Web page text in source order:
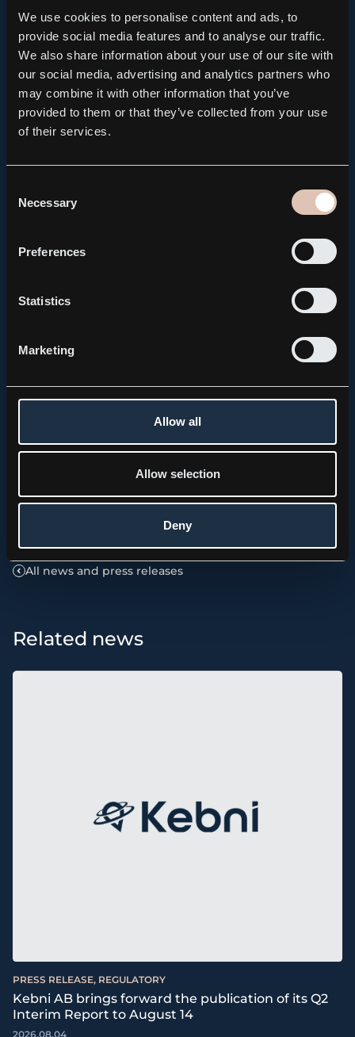
We use cookies to personalise content and ads, to
provide social media features and to analyse our traffic.
We also share information about your use of our site with
our social media, advertising and analytics partners who
may combine it with other information that you’ve
provided to them or that they’ve collected from your use
of their services.
Selection
Necessary
Preferences
Statistics
Marketing
Allow all
Allow selection
Deny
D. TILLGÄNGLIGA HANDLINGAR
Årsredovisning, koncernredovisning,
revisionsberättelse och valberedningens förslag
tillgängliga på bolagets webbplats. Alla handlingar
som begär det hos bolaget och uppger sin
postadress. Handlingarna kommer även att läggas
Aktieägare som är närvarande vid bolagsstämman
har rätt att begära upplysningar från styrelsen och
aktiebolagslagen.
All news and press releases
Related news
PRESS RELEASE, REGULATORY
Kebni AB brings forward the publication of its Q2
Interim Report to August 14
2026.08.04